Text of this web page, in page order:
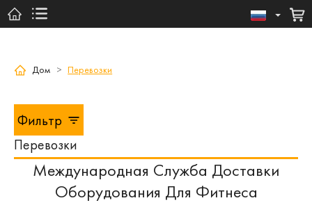
Дом > Перевозки
Фильтр
Перевозки
Международная Служба Доставки
Оборудования Для Фитнеса